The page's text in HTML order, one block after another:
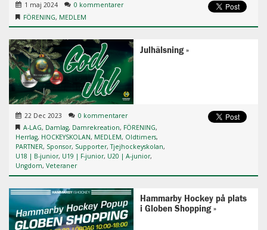
1 maj 2024
0 kommentarer
FÖRENING, MEDLEM
Julhälsning
22 Dec 2023
0 kommentarer
A-LAG, Damlag, Damrekreation, FÖRENING,
Herrlag, HOCKEYSKOLAN, MEDLEM, Oldtimers,
PARTNER, Sponsor, Supporter,Tjejhockeyskolan,
U18 | B-junior, U19 | F-junior, U20 | A-junior,
Ungdom,Veteraner
Hammarby Hockey på plats
i Globen Shopping